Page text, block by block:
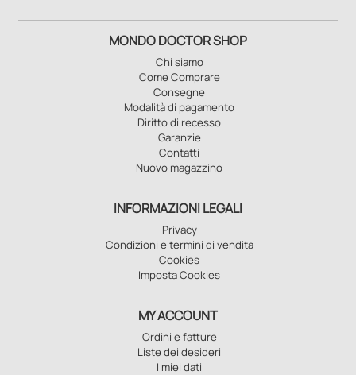
MONDO DOCTOR SHOP
Chi siamo
Come Comprare
Consegne
Modalità di pagamento
Diritto di recesso
Garanzie
Contatti
Nuovo magazzino
INFORMAZIONI LEGALI
Privacy
Condizioni e termini di vendita
Cookies
Imposta Cookies
MY ACCOUNT
Ordini e fatture
Liste dei desideri
I miei dati